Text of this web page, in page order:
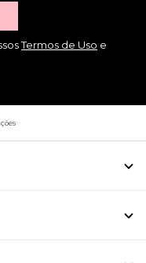
Termos de Uso e